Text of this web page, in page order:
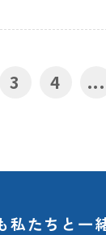
3 4 ...
私たちと一